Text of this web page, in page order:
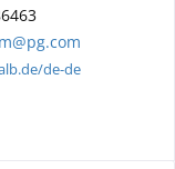
de-de